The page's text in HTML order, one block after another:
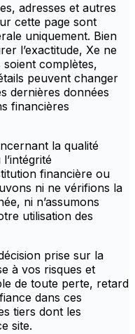
adresses et autres
cette page sont
uniquement. Bien
l’exactitude, Xe ne
complètes,
peuvent changer
dernières données
financières
la qualité
financière ou
ni ne vérifions la
ni n’assumons
utilisation des
prise sur la
à vos risques et
de toute perte, retard
dans ces
tiers dont les
site.